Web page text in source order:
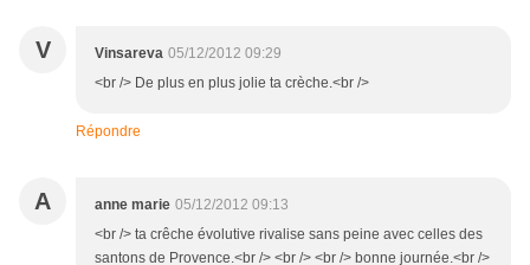
V Vinsareva 05/12/2012 09:29
<br /> De plus en plus jolie ta crèche.<br />
Répondre
A anne marie 05/12/2012 09:13
<br /> ta crêche évolutive rivalise sans peine avec celles des
santons de Provence.<br /> <br /> <br /> bonne journée.<br />